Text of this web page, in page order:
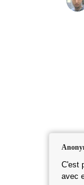
C'est
avec